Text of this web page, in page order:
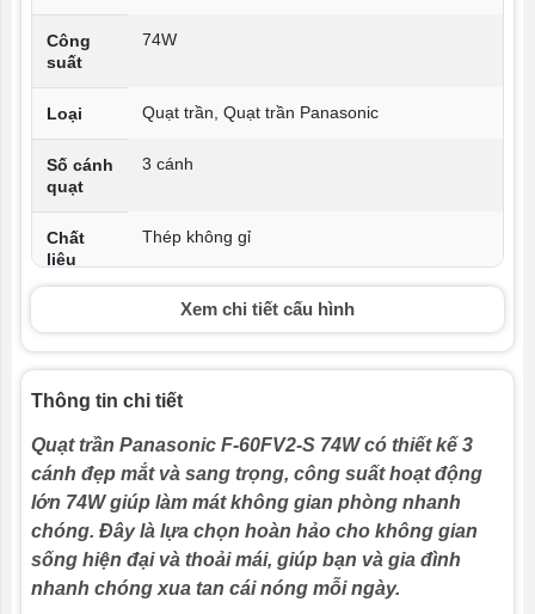
Công
suất
74W
Loại Quạt trần, Quạt trần Panasonic
Số cánh
quạt
3 cánh
Chất
liệu
Thép không gỉ
dài ti
quạt
30.4 cm (12inch)
Xuất xứ Việt Nam
Điện áp 220V
Màu
sắc
Màu trắng (MẪU MỚI)
Tần số
Xem chi tiết cấu hình
Thông tin chi tiết
Quạt trần Panasonic F-60FV2-S 74W có thiết kế 3
cánh đẹp mắt và sang trọng, công suất hoạt động
lớn 74W giúp làm mát không gian phòng nhanh
chóng. Đây là lựa chọn hoàn hảo cho không gian
sống hiện đại và thoải mái, giúp bạn và gia đình
nhanh chóng xua tan cái nóng mỗi ngày.